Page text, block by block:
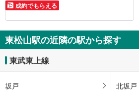
成約でもらえる
東松山駅の近隣の駅から探す
東武東上線
坂戸 北坂戸